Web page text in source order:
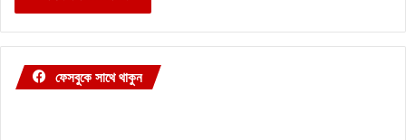
ফেসবুকে সাথে থাকুন